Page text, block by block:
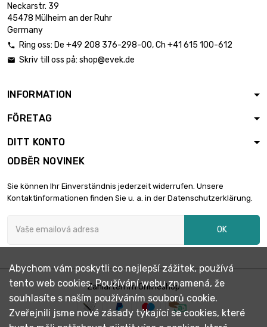
Neckarstr. 39
45478 Mülheim an der Ruhr
Germany
 Ring oss: De +49 208 376-298-00, Ch +41 615 100-612
 Skriv till oss på: shop@evek.de
INFORMATION
FÖRETAG
DITT KONTO
ODBĚR NOVINEK
Sie können Ihr Einverständnis jederzeit widerrufen. Unsere
Kontaktinformationen finden Sie u. a. in der Datenschutzerklärung.
OK
Zahlarten im Onlineshop
Abychom vám poskytli co nejlepší zážitek, používá
tento web cookies. Používání webu znamená, že
souhlasíte s naším používáním souborů cookie.
Zveřejnili jsme nové zásady týkající se cookies, které